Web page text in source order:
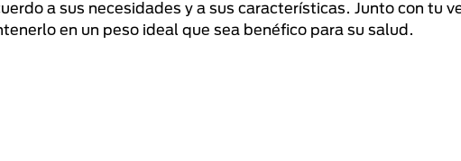
a sus necesidades y a sus características. Junto con tu
en un peso ideal que sea benéfico para su salud.